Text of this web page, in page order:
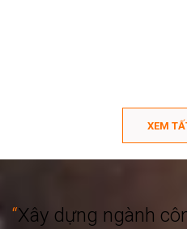
XEM
“Xây dựng ngành